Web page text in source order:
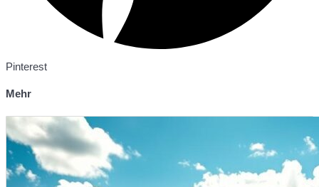
Pinterest
Mehr